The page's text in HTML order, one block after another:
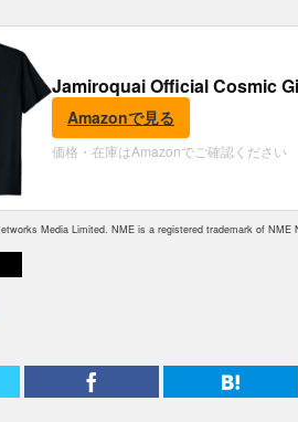
Jamiroquai Official Cosmic
Amazonで見る
価格・在庫はAmazonでご確認ください
Media Limited. NME is a registered trademark of NME